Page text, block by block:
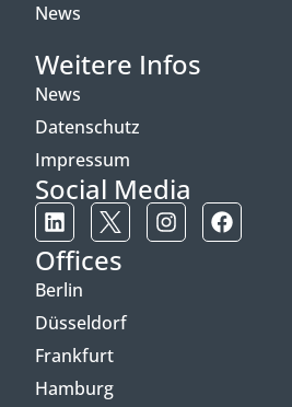
News
Weitere Infos
News
Datenschutz
Impressum
Social Media
Offices
Berlin
Düsseldorf
Frankfurt
Hamburg